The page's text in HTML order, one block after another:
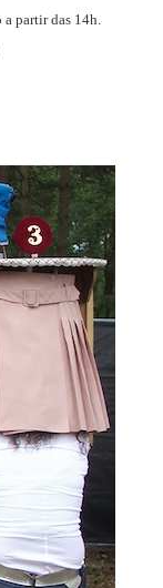
partir das 14h.